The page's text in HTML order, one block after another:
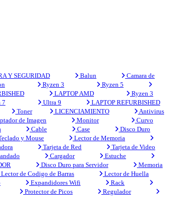
Y SEGURIDAD Balun
Camara de
Ryzen 3
Ryzen 5
LAPTOP AMD
Ryzen 3
7 Ultra 9
LAPTOP REFURBISHED
Toner LICENCIAMIENTO
Antivirus
de Imagen Monitor
Curvo
Cable Case
Disco Duro
y Mouse
Lector de Memoria
Tarjeta de Red
Tarjeta de Video
Cargador
Estuche
Disco Duro para Servidor
Memoria
Lector de Codigo de Barras
Lector de Huella
Expandidores Wifi
Rack
Protector de Picos
Regulador